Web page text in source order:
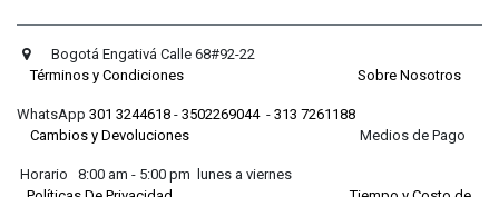
Bogotá Engativá Calle 68#92-22
Términos y Condiciones
Sobre Nosotros
WhatsApp 301 3244618 - 3502269044- 313 7261188
Cambios y Devoluciones Medios de Pago
Horario 8:00 am - 5:00 pm lunes a viernes